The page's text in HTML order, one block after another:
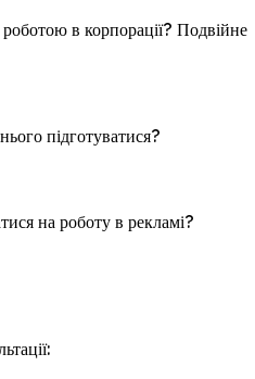
в корпорації? Подвійне
підготуватися?
на роботу в рекламі?